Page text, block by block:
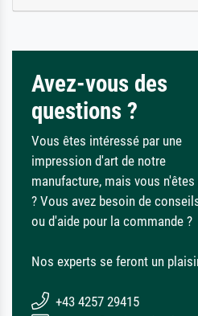
Avez-vous des
questions ?
Vous êtes intéressé par une
impression d'art de notre
manufacture, mais vous
? Vous avez besoin de
ou d'aide pour la commande ?
Nos experts se feront un
+43 4257 29415